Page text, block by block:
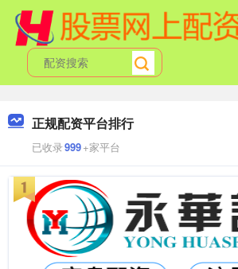
正规配资平台排行
已收录999+家平台